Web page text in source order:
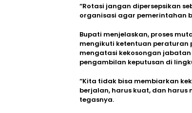
“Rotasi jangan dipersepsikan
organisasi agar pemerintahan
Bupati menjelaskan, proses
mengikuti ketentuan
mengatasi kekosongan
pengambilan keputusan di
“Kita tidak bisa membiarkan
berjalan, harus kuat, dan
tegasnya.